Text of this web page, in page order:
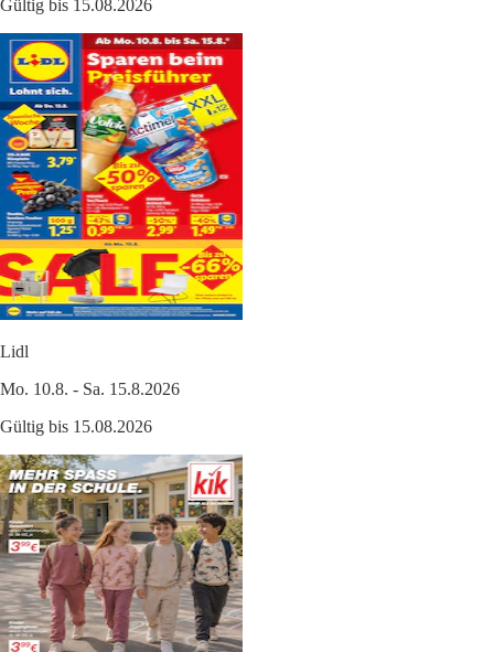
Gültig bis 15.08.2026
Lidl
Mo. 10.8. - Sa. 15.8.2026
Gültig bis 15.08.2026